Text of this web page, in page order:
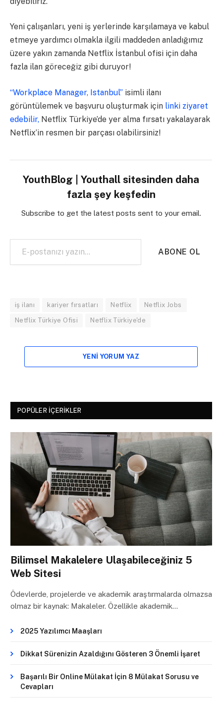
Yeni çalışanları, yeni iş yerlerinde karşılamaya ve kabul
etmeye yardımcı olmakla ilgili maddeden anladığımız
üzere yakın zamanda Netflix İstanbul ofisi için daha
fazla ilan göreceğiz gibi duruyor!
“Workplace Manager, Istanbul” isimli ilanı
görüntülemek ve başvuru oluşturmak için linki ziyaret
edebilir, Netflix Türkiye’de yer alma fırsatı yakalayarak
Netflix’in resmen bir parçası olabilirsiniz!
YouthBlog | Youthall sitesinden daha
fazla şey keşfedin
Subscribe to get the latest posts sent to your email.
E-postanızı yazın…
ABONE OL
iş ilanı kariyer fırsatları Netflix Netflix Jobs
Netflix Türkiye Ofisi Netflix Türkiye'de
YENI YORUM YAZ
POPÜLER İÇERIKLER
Bilimsel Makalelere Ulaşabileceğiniz 5
Web Sitesi
Ödevlerde, projelerde ve akademik araştırmalarda olmazsa
olmaz bir kaynak: Makaleler. Özellikle akademik…
2025 Yazılımcı Maaşları
Dikkat Sürenizin Azaldığını Gösteren 3 Önemli İşaret
Başarılı Bir Online Mülakat İçin 8 Mülakat Sorusu ve
Cevapları